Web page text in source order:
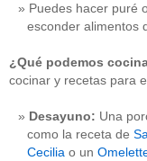
Puedes hacer puré
esconder alimentos
¿Qué podemos
cocinar y recetas para
Desayuno: Una
como la receta de
Cecilia o un